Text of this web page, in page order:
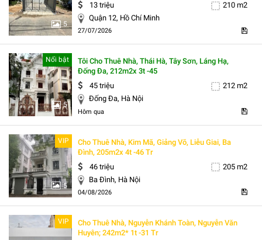
5
13 triệu
210 m2
Quận 12, Hồ Chí Minh
27/07/2026
5
Nổi bật
Tôi Cho Thuê Nhà, Thái Hà, Tây Sơn, Láng Hạ,
Đống Đa, 212m2x 3t -45
45 triệu
212 m2
Đống Đa, Hà Nội
Hôm qua
5
VIP
Cho Thuê Nhà, Kim Mã, Giảng Võ, Liễu Giai, Ba
Đình, 205m2x 4t -46 Tr
46 triệu
205 m2
Ba Đình, Hà Nội
04/08/2026
VIP
Cho Thuê Nhà, Nguyễn Khánh Toàn, Nguyễn Văn
Huyên; 242m2* 1t -31 Tr